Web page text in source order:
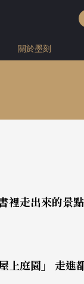
關於墨刻
裡走出來的景
上庭園」 走進